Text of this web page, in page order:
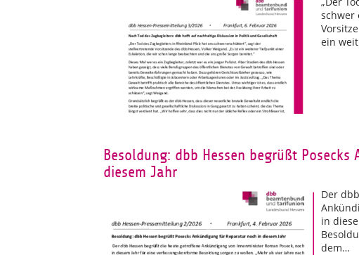
schwer
ein
Besoldung: dbb Hessen begrüßt
diesem Jahr
Der
in
dem…